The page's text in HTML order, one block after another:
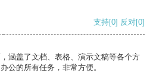
支持[0] 反对[0]
涵盖了文档、表格、演示文稿等各个方
公的所有任务，非常方便。